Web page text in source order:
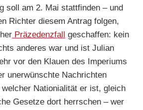
soll am 2. Mai stattfinden – und
Richter diesem Antrag folgen,
Präzedenzfall
geschaffen: kein
anderes war und ist Julian
vor den Klauen des Imperiums
unerwünschte Nachrichten
Nationialität er ist, gleich
Gesetze dort herrschen – wer